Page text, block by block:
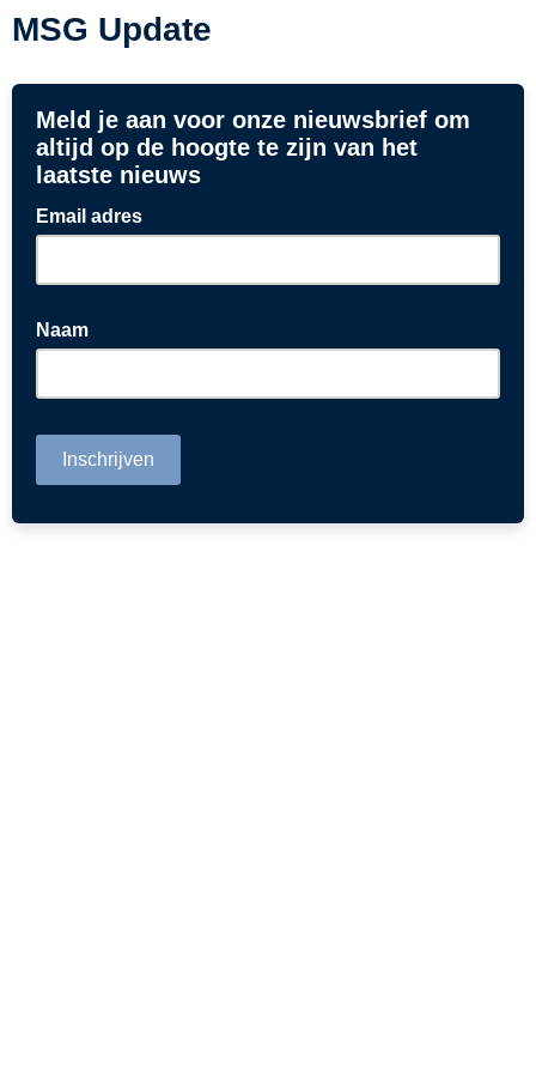
MSG Update
Meld je aan voor onze nieuwsbrief om
altijd op de hoogte te zijn van het
laatste nieuws
Email adres
Naam